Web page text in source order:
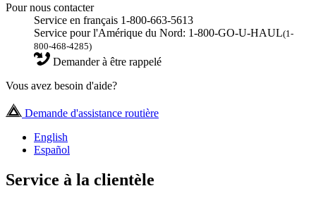
Pour nous contacter
Service en français 1-800-663-5613
Service pour l'Amérique du Nord: 1-800-GO-U-HAUL(1-
800-468-4285)
Demander à être rappelé
Vous avez besoin d'aide?
Demande d'assistance routière
English
Español
Service à la clientèle